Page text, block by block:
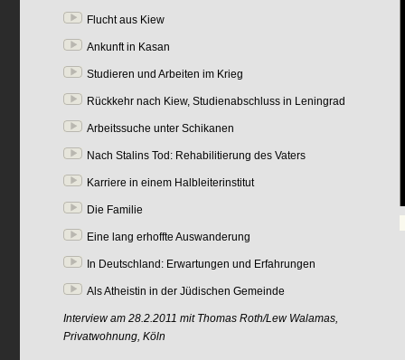
Flucht aus Kiew
Ankunft in Kasan
Studieren und Arbeiten im Krieg
Rückkehr nach Kiew, Studienabschluss in Leningrad
Arbeitssuche unter Schikanen
Nach Stalins Tod: Rehabilitierung des Vaters
Karriere in einem Halbleiterinstitut
Die Familie
Eine lang erhoffte Auswanderung
In Deutschland: Erwartungen und Erfahrungen
Als Atheistin in der Jüdischen Gemeinde
Interview am 28.2.2011 mit Thomas Roth/Lew Walamas,
Privatwohnung, Köln